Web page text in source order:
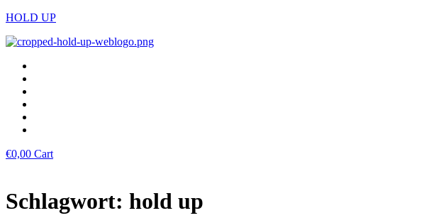
HOLD UP
€0,00 Cart
Schlagwort: hold up